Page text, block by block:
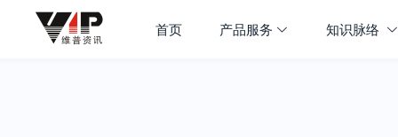
首页 产品服务 知识脉络